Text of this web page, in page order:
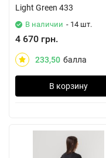
Light Green 433
В наличии - 14 шт.
4 670 грн.
233,50 балла
В корзину